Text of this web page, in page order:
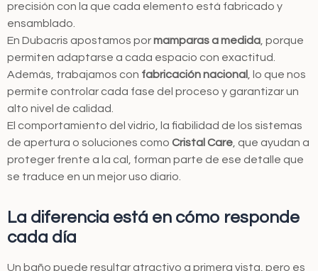
precisión con la que cada elemento está fabricado y
ensamblado.
En Dubacris apostamos pormamparas a medida , porque
permiten adaptarse a cada espacio con exactitud.
Además, trabajamos con fabricación nacional
, lo que nos
permite controlar cada fase del proceso y garantizar un
alto nivel de calidad.
El comportamiento del vidrio, la fiabilidad de los sistemas
de apertura o soluciones como Cristal Care , que ayudan a
proteger frente a la cal, forman parte de ese detalle que
se traduce en un mejor uso diario.
La diferencia está en cómo responde
cada día
Un baño puede resultar atractivo a primera vista, pero es